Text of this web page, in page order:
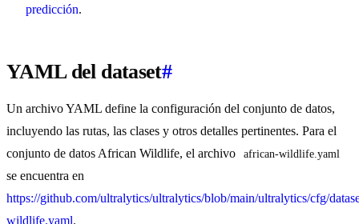
predicción.
YAML del dataset#
Un archivo YAML define la configuración del conjunto de datos,
incluyendo las rutas, las clases y otros detalles pertinentes. Para el
conjunto de datos African Wildlife, el archivo
african-wildlife.yaml
se encuentra en
https://github.com/ultralytics/ultralytics/blob/main/ultralytics/cfg/
wildlife.yaml.